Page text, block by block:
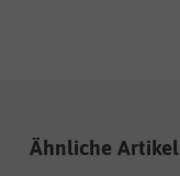
Ähnliche Artikel